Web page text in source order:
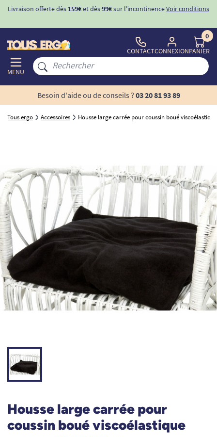
Livraison offerte dès 159€et dès99€sur l'incontinenceVoir conditions
MENU
CONTACTCONNEXION
0
PANIER
Besoin d'aide ou de conseils ? 03 20 81 93 89
Tous ergo Accessoires Housse large carrée pour coussin boué viscoélastique
Housse large carrée pour
coussin boué viscoélastique